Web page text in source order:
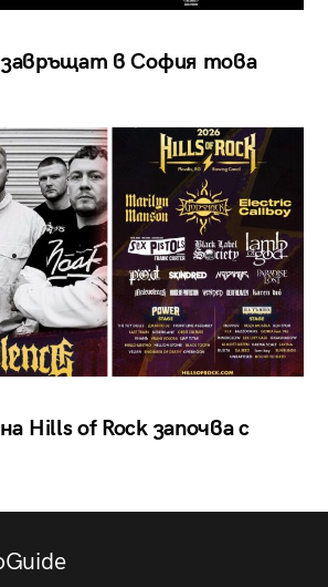
завръщат в София това
Hills of Rock започва с